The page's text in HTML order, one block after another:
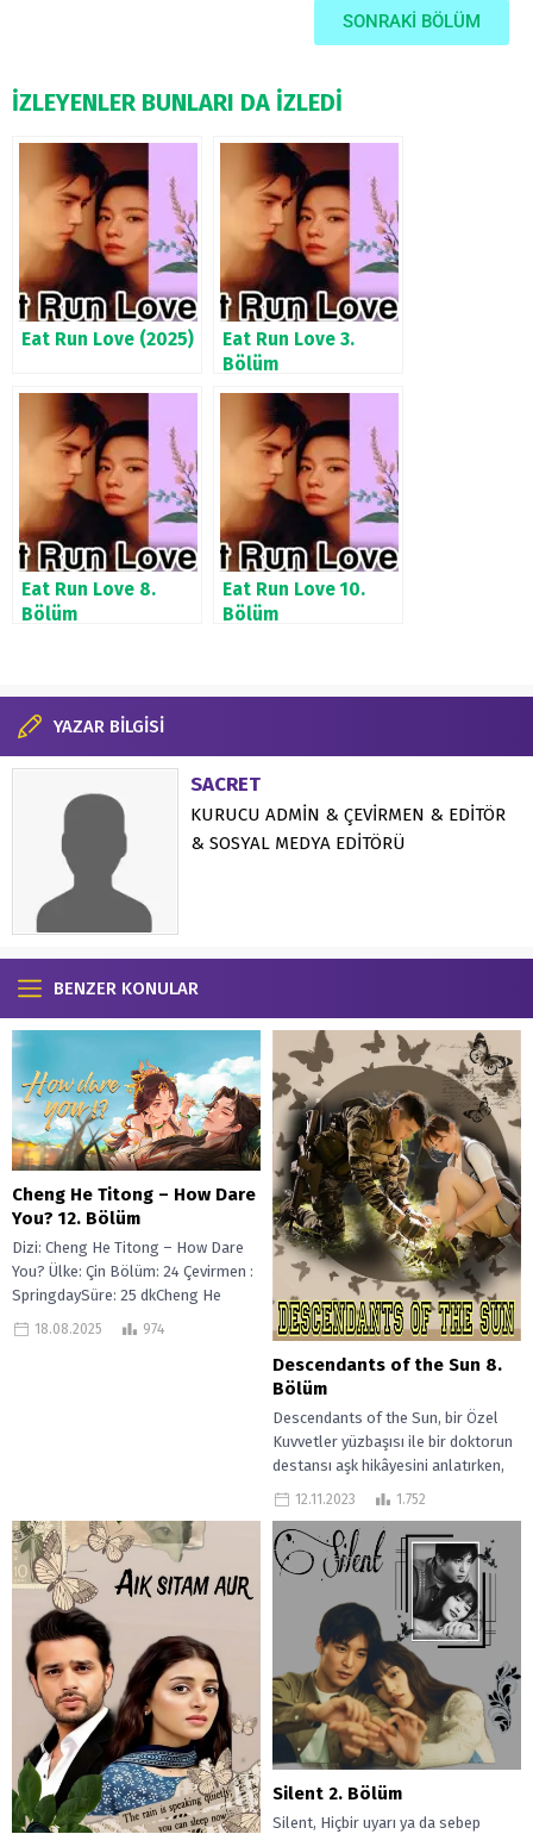
SONRAKİ BÖLÜM
İZLEYENLER BUNLARI DA İZLEDİ
Eat Run Love (2025)
Eat Run Love 3.
Bölüm
Eat Run Love 8.
Bölüm
Eat Run Love 10.
Bölüm
YAZAR BİLGİSİ
SACRET
KURUCU ADMİN & ÇEVİRMEN & EDİTÖR
& SOSYAL MEDYA EDİTÖRÜ
BENZER KONULAR
Cheng He Titong – How Dare
You? 12. Bölüm
Dizi: Cheng He Titong – How Dare
You? Ülke: Çin Bölüm: 24 Çevirmen :
SpringdaySüre: 25 dkCheng He
Titong –...
18.08.2025 974
Descendants of the Sun 8.
Bölüm
Descendants of the Sun, bir Özel
Kuvvetler yüzbaşısı ile bir doktorun
destansı aşk hikâyesini anlatırken,
bir yandan da felaketlerle ve...
12.11.2023 1.752
Silent 2. Bölüm
Silent, Hiçbir uyarı ya da sebep